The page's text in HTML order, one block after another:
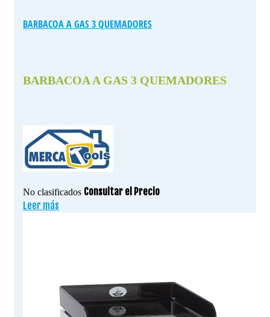
BARBACOA A GAS 3 QUEMADORES
BARBACOA A GAS 3 QUEMADORES
No clasificados Consultar el Precio
Leer más